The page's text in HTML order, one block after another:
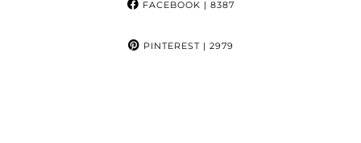
FACEBOOK | 8387
PINTEREST| 2979